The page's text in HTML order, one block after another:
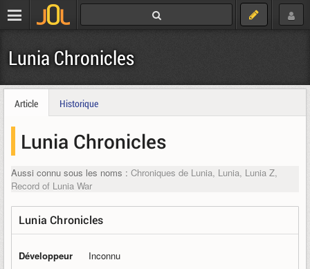
Lunia Chronicles
Article Historique
Lunia Chronicles
Aussi connu sous les noms : Chroniques de Lunia, Lunia, Lunia Z,
Record of Lunia War
Lunia Chronicles
Développeur
Inconnu